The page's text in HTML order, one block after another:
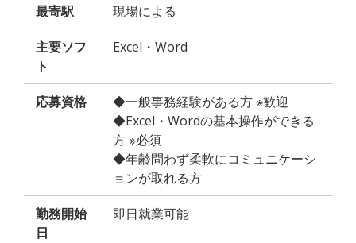
最寄駅 現場による
主要ソフ
ト
Excel・Word
応募資格
◆一般事務経験がある方 ※歓迎
◆Excel・Wordの基本操作ができる
方 ※必須
◆年齢問わず柔軟にコミュニケーシ
ョンが取れる方
勤務開始
日
即日就業可能